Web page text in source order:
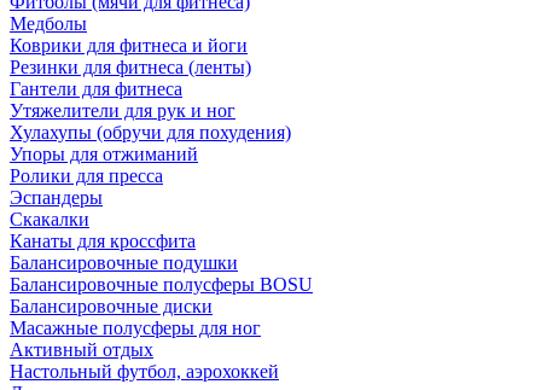
Медболы
Коврики для фитнеса и йоги
Резинки для фитнеса (ленты)
Гантели для фитнеса
Утяжелители для рук и ног
Хулахупы (обручи для похудения)
Упоры для отжиманий
Ролики для пресса
Эспандеры
Скакалки
Канаты для кроссфита
Балансировочные подушки
Балансировочные полусферы BOSU
Балансировочные диски
Масажные полусферы для ног
Активный отдых
Настольный футбол, аэрохоккей